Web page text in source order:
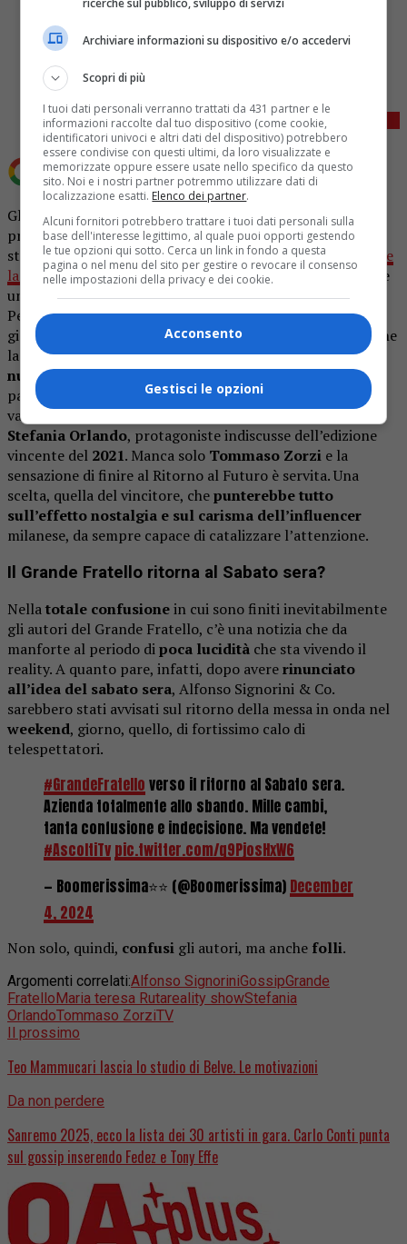
Share
Tweet
Aggiungi OA Plus come Fonte preferita su Google
Gli autori delGrande Fratellonon sanno più che pesci
prendere per arrestare l’emorragia degli ascolti che non
stanno decisamente brillando in questa edizione ed
evitare
la chiusura anticipata. Nonostante il tentativo di replicare
una dinamica vincente come quella dello scorso anno dei
Perletti che non ha però trovato radici nel telespettatore
già assuefatto ai racconti diMirko, Perla e Greta
, ecco che
la nuova idea messa sul piatto è quella dell’inserimento di
nuovi concorrentiche al reality hanno dato molto nel
passato. Ieri, infatti, sui social è circolata la voce che a
varcare la porta rossa sarannoMaria Teresa Ruta e
Stefania Orlando, protagoniste indiscusse dell’edizione
vincente del 2021. Manca solo Tommaso Zorzi e la
sensazione di finire al Ritorno al Futuro è servita. Una
scelta, quella del vincitore, chepunterebbe tutto
sull’effetto nostalgia e sul carisma dell’influencer
milanese, da sempre capace di catalizzare l’attenzione.
Il Grande Fratello ritorna al Sabato sera?
Nellatotale confusionein cui sono finiti inevitabilmente
gli autori del Grande Fratello, c’è una notizia che da
manforte al periodo dipoca lucidità che sta vivendo il
reality. A quanto pare, infatti, dopo avererinunciato
all’idea del sabato sera, Alfonso Signorini & Co.
sarebbero stati avvisati sul ritorno della messa in onda nel
weekend, giorno, quello, di fortissimo calo di
telespettatori.
#GrandeFratello verso il ritorno al Sabato sera.
Azienda totalmente allo sbando. Mille cambi,
tanta confusione e indecisione. Ma vendete!
#AscoltiTv pic.twitter.com/q9PjosHxW6
— Boomerissima⭐⭐ (@Boomerissima) December
4, 2024
Non solo, quindi, confusi gli autori, ma anche folli.
Argomenti correlati:Alfonso SignoriniGossipGrande
Fratello Maria teresa Rutareality showStefania
OrlandoTommaso ZorziTV
Il prossimo
Teo Mammucari lascia lo studio di Belve. Le motivazioni
Da non perdere
Sanremo 2025, ecco la lista dei 30 artisti in gara. Carlo Conti punta
sul gossip inserendo Fedez e Tony Effe
ricerche sul pubblico, sviluppo di servizi
Archiviare informazioni su dispositivo e/o accedervi
Scopri di più
I tuoi dati personali verranno trattati da 431 partner e le
informazioni raccolte dal tuo dispositivo (come cookie,
identificatori univoci e altri dati del dispositivo) potrebbero
essere condivise con questi ultimi, da loro visualizzate e
memorizzate oppure essere usate nello specifico da questo
sito. Noi e i nostri partner potremmo utilizzare dati di
localizzazione esatti. Elenco dei partner.
Alcuni fornitori potrebbero trattare i tuoi dati personali sulla
base dell'interesse legittimo, al quale puoi opporti gestendo
le tue opzioni qui sotto. Cerca un link in fondo a questa
pagina o nel menu del sito per gestire o revocare il consenso
nelle impostazioni della privacy e dei cookie.
Acconsento
Gestisci le opzioni